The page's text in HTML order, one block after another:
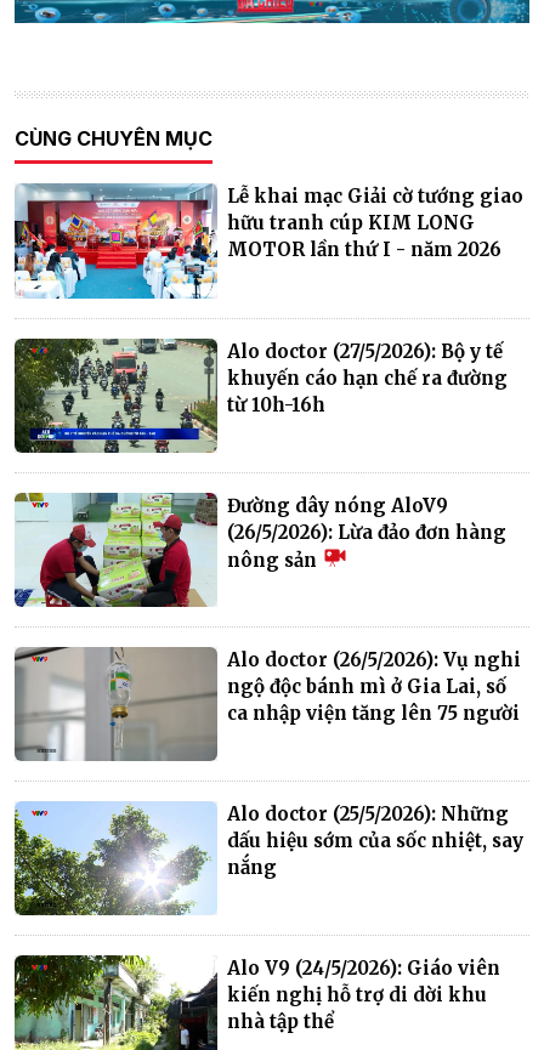
CÙNG CHUYÊN MỤC
Lễ khai mạc Giải cờ tướng giao
hữu tranh cúp KIM LONG
MOTOR lần thứ I - năm 2026
Alo doctor (27/5/2026): Bộ y tế
khuyến cáo hạn chế ra đường
từ 10h-16h
Đường dây nóng AloV9
(26/5/2026): Lừa đảo đơn hàng
nông sản
Alo doctor (26/5/2026): Vụ nghi
ngộ độc bánh mì ở Gia Lai, số
ca nhập viện tăng lên 75 người
Alo doctor (25/5/2026): Những
dấu hiệu sớm của sốc nhiệt, say
nắng
Alo V9 (24/5/2026): Giáo viên
kiến nghị hỗ trợ di dời khu
nhà tập thể